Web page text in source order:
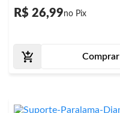
R$ 26,99
Comprar